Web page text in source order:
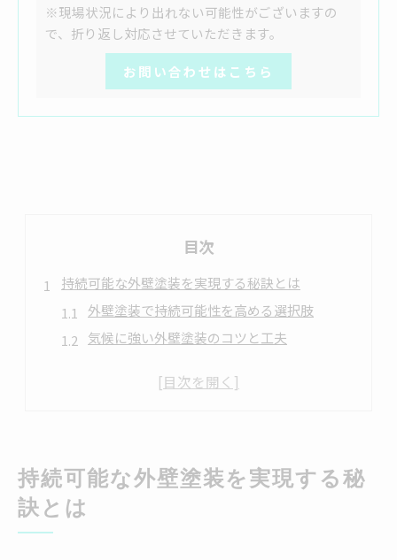
※現場状況により出れない可能性がございますの
で、折り返し対応させていただきます。
お問い合わせはこちら
目次
持続可能な外壁塗装を実現する秘訣とは
外壁塗装で持続可能性を高める選択肢
気候に強い外壁塗装のコツと工夫
持続可能な外壁塗装の塗料選びの基準
外壁塗装の新常識は持続可能性重視で決まる
持続可能な外壁塗装を実現する秘
訣とは